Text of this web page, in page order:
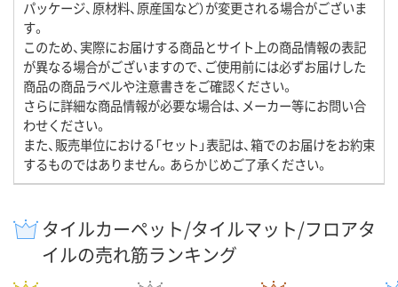
パッケージ、原材料、原産国など）が変更される場合がございま
す。
このため、実際にお届けする商品とサイト上の商品情報の表記
が異なる場合がございますので、ご使用前には必ずお届けした
商品の商品ラベルや注意書きをご確認ください。
さらに詳細な商品情報が必要な場合は、メーカー等にお問い合
わせください。
また、販売単位における「セット」表記は、箱でのお届けをお約束
するものではありません。あらかじめご了承ください。
タイルカーペット/タイルマット/フロアタ
イルの売れ筋ランキング